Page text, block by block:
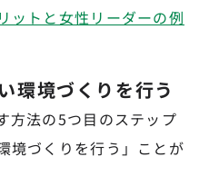
ットと女性リーダーの例
環境づくりを行う
方法の5つ目のステップ
境づくりを行う」ことが